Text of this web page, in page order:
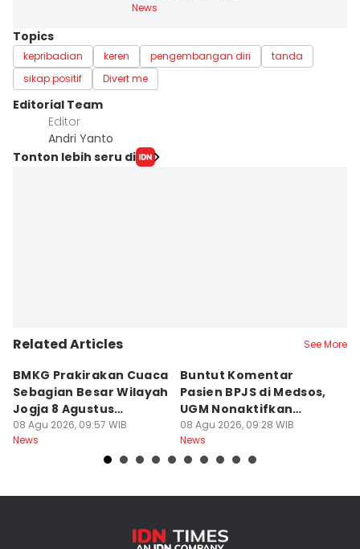
News
Topics
kepribadian keren pengembangan diri
tanda
sikap positif
Divert me
Editorial Team
Editor
Andri Yanto
Tonton lebih seru di
Related Articles See More
BMKG Prakirakan Cuaca
Sebagian Besar Wilayah
Jogja 8 Agustus
Berawan
08 Agu 2026, 09:57 WIB
News
Buntut Komentar
Pasien BPJS di Medsos,
UGM Nonaktifkan
Dokter PPDS
08 Agu 2026, 09:28 WIB
News